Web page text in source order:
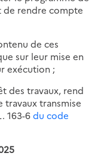
de rendre compte
de ces
sur leur mise en
exécution ;
des travaux, rend
travaux transmise
163-6du code